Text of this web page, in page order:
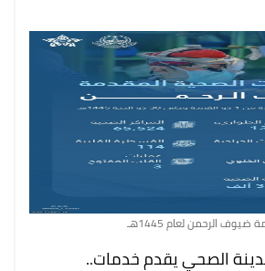
ضيوف الرحمن لعام 1445هـ
الصحي يقدم خدمات..